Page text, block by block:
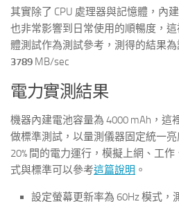
其實除了 CPU 處理器與記憶體，內
也非常影響到日常使用的順暢度，
體測試作為測試參考，測得的結果為
3789 MB/sec
電力實測結果
機器內建電池容量為 4000 mAh，這
做標準測試，以量測儀器固定統一亮
20% 間的電力運行，模擬上網、工
式與標準可以參考這篇說明 。
設定螢幕更新率為 60Hz 模式，